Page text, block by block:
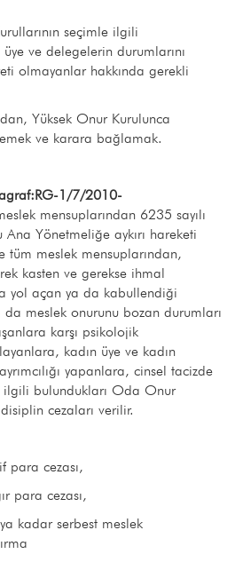
seçimle ilgili
ve delegelerin durumlarını
olmayanlar hakkında gerekli
Yüksek Onur Kurulunca
ve karara bağlamak.
1/7/2010-
mensuplarından 6235 sayılı
Yönetmeliğe aykırı hareketi
tüm meslek mensuplarından,
kasten ve gerekse ihmal
yol açan ya da kabullendiği
meslek onurunu bozan durumları
karşı psikolojik
kadın üye ve kadın
yapanlara, cinsel tacizde
ilgili bulundukları Oda Onur
disiplin cezaları verilir.
para cezası,
para cezası,
kadar serbest meslek